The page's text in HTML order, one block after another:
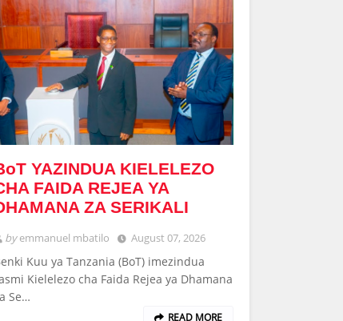
YAZINDUA KIELELEZO
FAIDA REJEA YA
ZA SERIKALI
byemmanuel mbatilo August 07, 2026
Kuu ya Tanzania (BoT) imezindua
Kielelezo cha Faida Rejea ya Dhamana
Se…
READ MORE